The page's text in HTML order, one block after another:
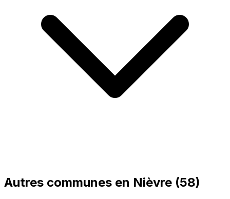
Autres communes en Nièvre (58)